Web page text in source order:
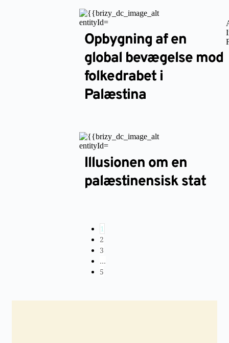
Opbygning af en
global bevægelse mod
folkedrabet i
Palæstina
Illusionen om en
palæstinensisk stat
1
2
3
…
5